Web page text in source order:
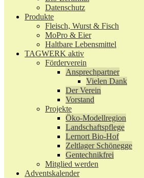
Datenschutz
Produkte
Fleisch, Wurst & Fisch
MoPro & Eier
Haltbare Lebensmittel
TAGWERK aktiv
Förderverein
Ansprechpartner
Vielen Dank
Der Verein
Vorstand
Projekte
Öko-Modellregion
Landschaftspflege
Lernort Bio-Hof
Zeltlager Schönegge
Gentechnikfrei
Mitglied werden
Adventskalender